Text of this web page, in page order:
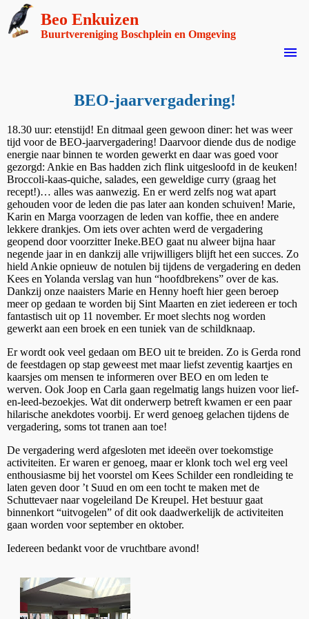
Beo Enkuizen
Buurtvereniging Boschplein en Omgeving
menu
BEO-jaarvergadering!
18.30 uur: etenstijd! En ditmaal geen gewoon diner: het was weer
tijd voor de BEO-jaarvergadering! Daarvoor diende dus de nodige
energie naar binnen te worden gewerkt en daar was goed voor
gezorgd: Ankie en Bas hadden zich flink uitgesloofd in de keuken!
Broccoli-kaas-quiche, salades, een geweldige curry (graag het
recept!)… alles was aanwezig. En er werd zelfs nog wat apart
gehouden voor de leden die pas later aan konden schuiven! Marie,
Karin en Marga voorzagen de leden van koffie, thee en andere
lekkere drankjes. Om iets over achten werd de vergadering
geopend door voorzitter Ineke.BEO gaat nu alweer bijna haar
negende jaar in en dankzij alle vrijwilligers blijft het een succes. Zo
hield Ankie opnieuw de notulen bij tijdens de vergadering en deden
Kees en Yolanda verslag van hun “hoofdbrekens” over de kas.
Dankzij onze naaisters Marie en Henny hoeft hier geen beroep
meer op gedaan te worden bij Sint Maarten en ziet iedereen er toch
fantastisch uit op 11 november. Er moet slechts nog worden
gewerkt aan een broek en een tuniek van de schildknaap.
Er wordt ook veel gedaan om BEO uit te breiden. Zo is Gerda rond
de feestdagen op stap geweest met maar liefst zeventig kaartjes en
kaarsjes om mensen te informeren over BEO en om leden te
werven. Ook Joop en Carla gaan regelmatig langs huizen voor lief-
en-leed-bezoekjes. Wat dit onderwerp betreft kwamen er een paar
hilarische anekdotes voorbij. Er werd genoeg gelachen tijdens de
vergadering, soms tot tranen aan toe!
De vergadering werd afgesloten met ideeën over toekomstige
activiteiten. Er waren er genoeg, maar er klonk toch wel erg veel
enthousiasme bij het voorstel om Kees Schilder een rondleiding te
laten geven door ’t Suud en om een tocht te maken met de
Schuttevaer naar vogeleiland De Kreupel. Het bestuur gaat
binnenkort “uitvogelen” of dit ook daadwerkelijk de activiteiten
gaan worden voor september en oktober.
Iedereen bedankt voor de vruchtbare avond!